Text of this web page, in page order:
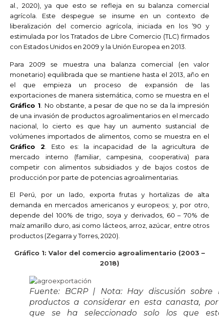
al., 2020), ya que esto se refleja en su balanza comercial
agrícola. Este despegue se insume en un contexto de
liberalización del comercio agrícola, iniciada en los ’90 y
estimulada por los Tratados de Libre Comercio (TLC) firmados
con Estados Unidos en 2009 y la Unión Europea en 2013.
Para 2009 se muestra una balanza comercial (en valor
monetario) equilibrada que se mantiene hasta el 2013, año en
el que empieza un proceso de expansión de las
exportaciones de manera sistemática, como se muestra en el
Gráfico 1 . No obstante, a pesar de que no se da la impresión
de una invasión de productos agroalimentarios en el mercado
nacional, lo cierto es que hay un aumento sustancial de
volúmenes importados de alimentos, como se muestra en el
Gráfico 2 . Esto es: la incapacidad de la agricultura de
mercado interno (familiar, campesina, cooperativa) para
competir con alimentos subsidiados y de bajos costos de
producción por parte de potencias agroalimentarias.
El Perú, por un lado, exporta frutas y hortalizas de alta
demanda en mercados americanos y europeos; y, por otro,
depende del 100% de trigo, soya y derivados, 60 – 70% de
maíz amarillo duro, asi como lácteos, arroz, azúcar, entre otros
productos (Zegarra y Torres, 2020).
Gráfico 1: Valor del comercio agroalimentario (2003 –
2018)
Fuente: BCRP | Nota: Hay discusión sobre
productos a considerar en esta canasta,
que se ha seleccionado solo los que